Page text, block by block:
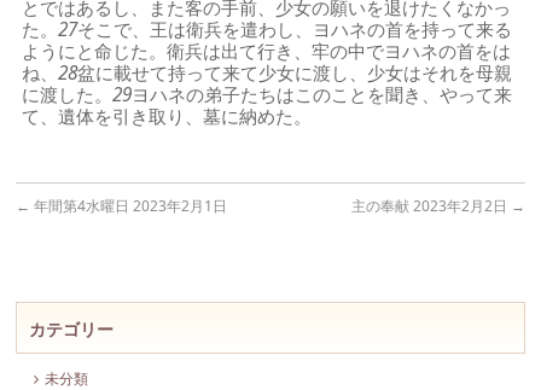
とではあるし、また客の手前、少女の願いを退けたくなかっ
た。27そこで、王は衛兵を遣わし、ヨハネの首を持って来る
ようにと命じた。衛兵は出て行き、牢の中でヨハネの首をは
ね、28盆に載せて持って来て少女に渡し、少女はそれを母親
に渡した。29ヨハネの弟子たちはこのことを聞き、やって来
て、遺体を引き取り、墓に納めた。
← 年間第4水曜日 2023年2月1日 主の奉献 2023年2月2日 →
カテゴリー
未分類